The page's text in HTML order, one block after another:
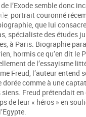
l’Exode semble donc
portrait couronné
que lui
spécialiste des études
à Paris. Biographie
hormis ce qu’en dit le
de l’essayisme
Freud, l’auteur entend
dorée comme à une
Freud prétendait
de leur « héros » en